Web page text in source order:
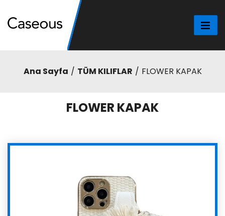
Ana Sayfa TÜM KILIFLAR FLOWER KAPAK
FLOWER KAPAK